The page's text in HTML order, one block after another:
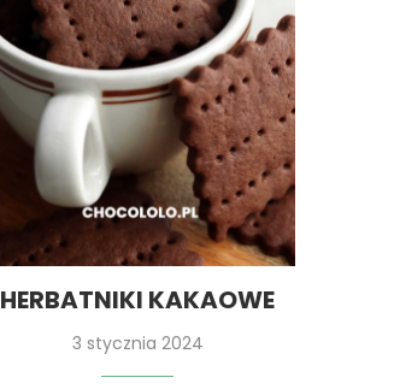
HERBATNIKI KAKAOWE
3 stycznia 2024